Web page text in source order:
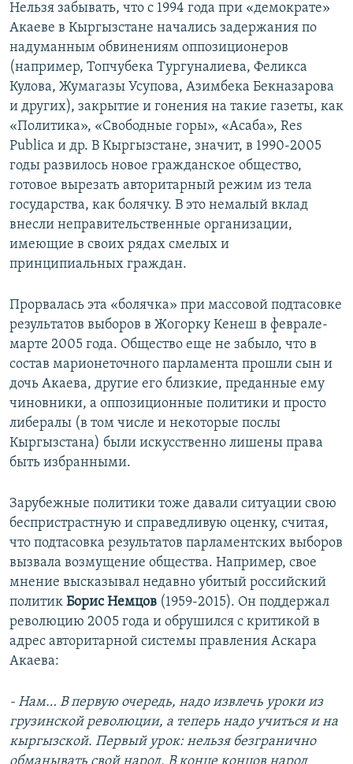
Нельзя забывать, что с 1994 года при «демократе»
Акаеве в Кыргызстане начались задержания по
надуманным обвинениям оппозиционеров
(например, Топчубека Тургуналиева, Феликса
Кулова, Жумагазы Усупова, Азимбека Бекназарова
и других), закрытие и гонения на такие газеты, как
«Политика», «Свободные горы», «Асаба», Res
Publica и др. В Кыргызстане, значит, в 1990-2005
годы развилось новое гражданское общество,
готовое вырезать авторитарный режим из тела
государства, как болячку. В это немалый вклад
внесли неправительственные организации,
имеющие в своих рядах смелых и
принципиальных граждан.
Прорвалась эта «болячка» при массовой подтасовке
результатов выборов в Жогорку Кенеш в феврале-
марте 2005 года. Общество еще не забыло, что в
состав марионеточного парламента прошли сын и
дочь Акаева, другие его близкие, преданные ему
чиновники, а оппозиционные политики и просто
либералы (в том числе и некоторые послы
Кыргызстана) были искусственно лишены права
быть избранными.
Зарубежные политики тоже давали ситуации свою
беспристрастную и справедливую оценку, считая,
что подтасовка результатов парламентских выборов
вызвала возмущение общества. Например, свое
мнение высказывал недавно убитый российский
политик Борис Немцов (1959-2015). Он поддержал
революцию 2005 года и обрушился с критикой в
адрес авторитарной системы правления Аскара
Акаева:
- Нам… В первую очередь, надо извлечь уроки из
грузинской революции, а теперь надо учиться и на
кыргызской. Первый урок: нельзя безгранично